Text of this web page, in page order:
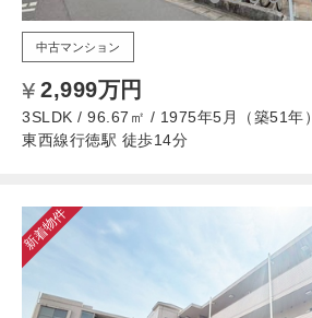
中古マンション
2,999万円
3SLDK / 96.67㎡ / 1975年5月（築51年）
東西線行徳駅 徒歩14分
新着物件